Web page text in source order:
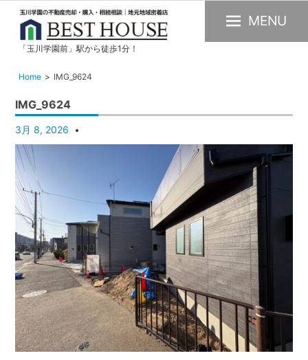
玉
川
園
の
不
動
産
購
入・
売
却・
賃
貸・
管
理
｜
「玉川学園前」駅から徒歩1分！
MENU
Home IMG_9624
IMG_9624
3月 8, 2026